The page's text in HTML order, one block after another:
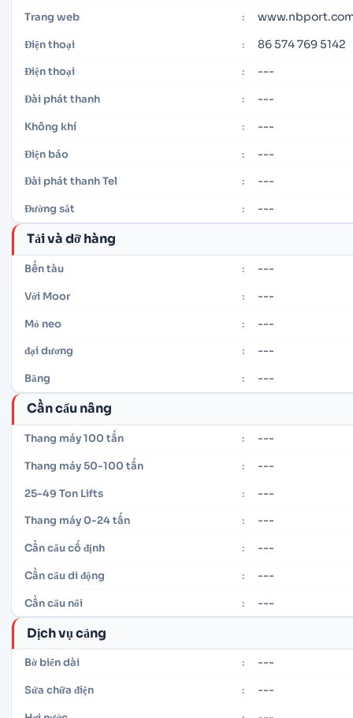
Trang web :
Điện thoại : 86 574 769 5142
Điện thoại : ---
Đài phát thanh : ---
Không khí : ---
Điện báo : ---
Đài phát thanh Tel : ---
Đường sắt : ---
Tải và dỡ hàng
Bến tàu : ---
Với Moor : ---
Mỏ neo : ---
đại dương : ---
Băng : ---
Cần cẩu nâng
Thang máy 100 tấn : ---
Thang máy 50-100 tấn : ---
25-49 Ton Lifts : ---
Thang máy 0-24 tấn : ---
Cần cẩu cố định : ---
Cần cẩu di động : ---
Cần cẩu nổi : ---
Dịch vụ cảng
Bờ biển dài : ---
Sửa chữa điện : ---